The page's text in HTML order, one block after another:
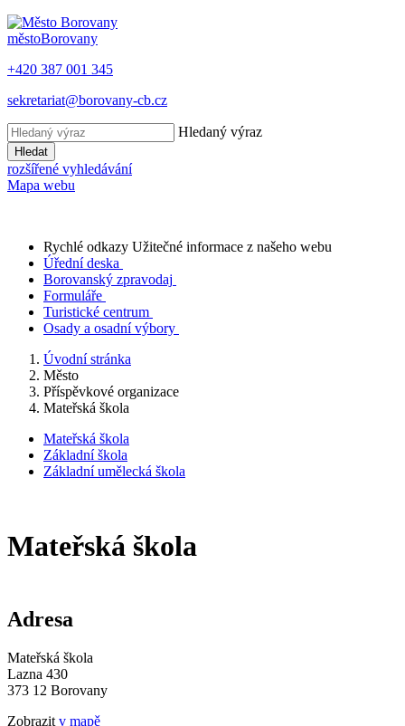
městoBorovany
+420 387 001 345
sekretariat@borovany-cb.cz
Hledaný výraz
Hledat
rozšířené vyhledávání
Mapa webu
Rychlé odkazy Užitečné informace z našeho webu
Úřední deska
Borovanský zpravodaj
Formuláře
Turistické centrum
Osady a osadní výbory
Úvodní stránka
Město
Příspěvkové organizace
Mateřská škola
Mateřská škola
Základní škola
Základní umělecká škola
Mateřská škola
Adresa
Mateřská škola
Lazna 430
373 12 Borovany
Zobrazit v mapě